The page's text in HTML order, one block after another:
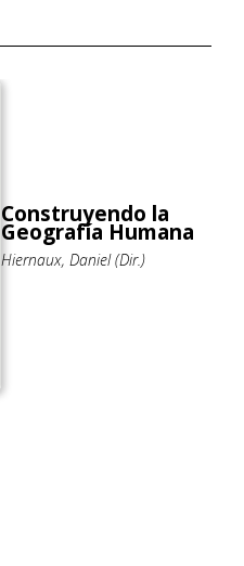
Construyendo la
Geografía Humana
Hiernaux, Daniel (Dir.)